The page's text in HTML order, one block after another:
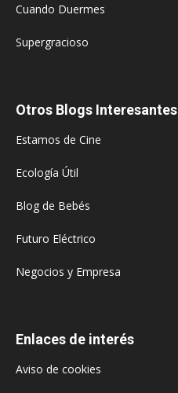
Cuando Duermes
Supergracioso
Otros Blogs Interesantes
Estamos de Cine
Ecología Útil
Blog de Bebés
Futuro Eléctrico
Negocios y Empresa
Enlaces de interés
Aviso de cookies